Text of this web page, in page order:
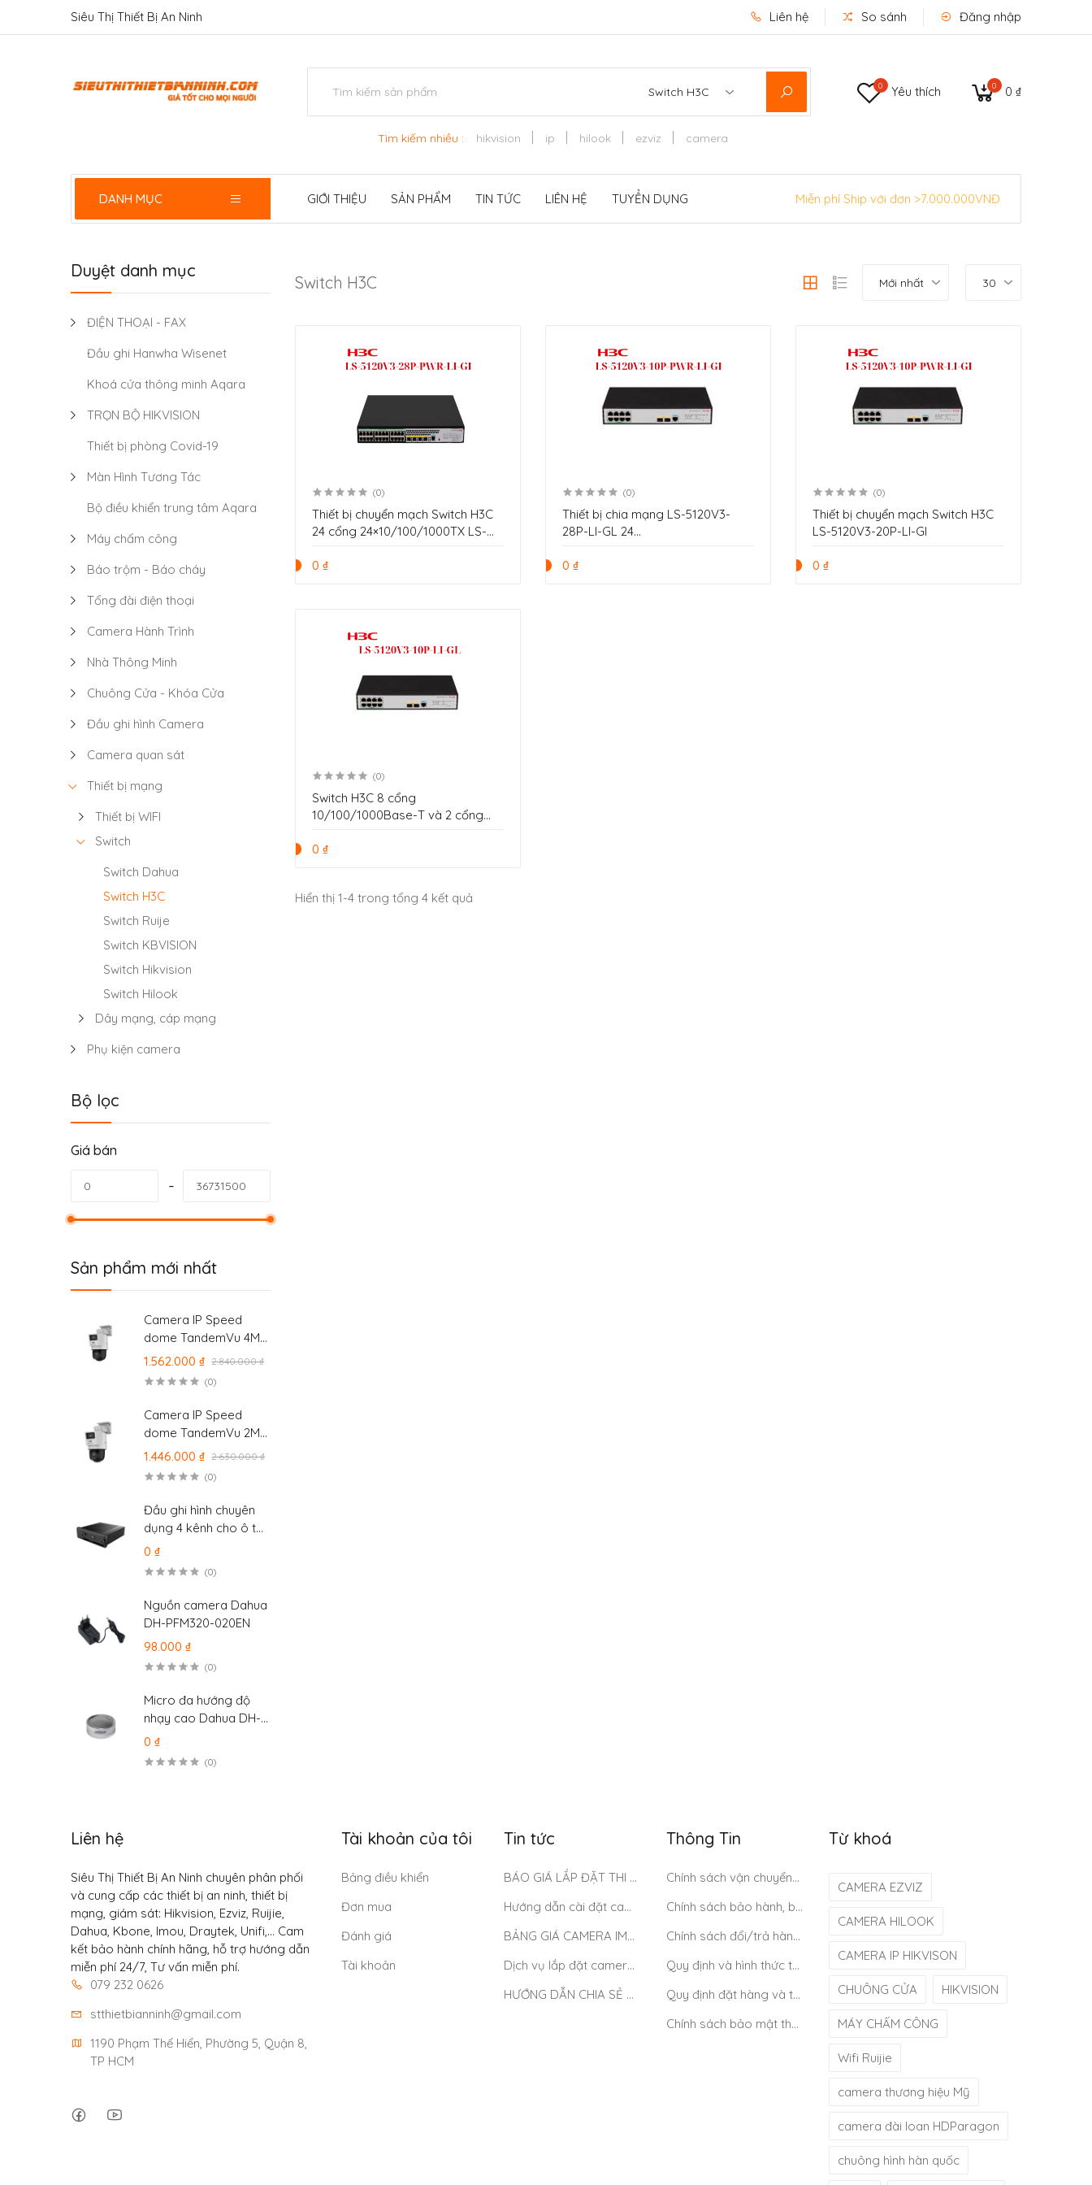
Siêu Thị Thiết Bị An Ninh Liên hệ So sánh Đăng nhập
Switch H3C
Tìm kiếm nhiều : hikvision ip hilook ezviz camera
0 Yêu thích 0 0 ₫
DANH MỤC GIỚI THIỆU SẢN PHẨM TIN TỨC LIÊN HỆ TUYỂN DỤNG Miễn phí Ship với đơn >7.000.000VNĐ
Duyệt danh mục
ĐIỆN THOẠI - FAX
Đầu ghi Hanwha Wisenet
Khoá cửa thông minh Aqara
TRỌN BỘ HIKVISION
Thiết bị phòng Covid-19
Màn Hình Tương Tác
Bộ điều khiển trung tâm Aqara
Máy chấm công
Báo trộm - Báo cháy
Tổng đài điện thoại
Camera Hành Trình
Nhà Thông Minh
Chuông Cửa - Khóa Cửa
Đầu ghi hình Camera
Camera quan sát
Thiết bị mạng
Thiết bị WIFI
Switch
Switch Dahua
Switch H3C
Switch Ruije
Switch KBVISION
Switch Hikvision
Switch Hilook
Dây mạng, cáp mạng
Phụ kiện camera
Bộ lọc
Giá bán
Sản phẩm mới nhất
Camera IP Speed
dome TandemVu 4Mp
Hikvision 2 Mắt
camera DS-
2SE2C400MWG-E/14
1.562.000 ₫ 2.840.000 ₫
(0)
Camera IP Speed
dome TandemVu 2Mp
Hikvision 2 Mắt
camera DS-
2SE2C200MWG-E/12
1.446.000 ₫ 2.630.000 ₫
(0)
Đầu ghi hình chuyên
dụng 4 kênh cho ô tô
Dahua MXVR4104-
GFWI
0 ₫
(0)
Nguồn camera Dahua
DH-PFM320-020EN
98.000 ₫
(0)
Micro đa hướng độ
nhạy cao Dahua DH-
HAP120
0 ₫
(0)
Switch H3C Mới nhất 30
(0)
Thiết bị chuyển mạch Switch H3C
24 cổng 24×10/100/1000TX LS-
0 ₫
(0)
Thiết bị chia mạng LS-5120V3-
28P-LI-GL 24
cổng 1000Base-X SFP
0 ₫
(0)
Thiết bị chuyển mạch Switch H3C
LS-5120V3-20P-LI-Gl
0 ₫
(0)
Switch H3C 8 cổng
10/100/1000Base-T và 2 cổng
0 ₫
Hiển thị 1-4 trong tổng 4 kết quả
Liên hệ
Siêu Thị Thiết Bị An Ninh chuyên phân phối
và cung cấp các thiết bị an ninh, thiết bị
mạng, giám sát: Hikvision, Ezviz, Ruijie,
Dahua, Kbone, Imou, Draytek, Unifi,... Cam
kết bảo hành chính hãng, hỗ trợ hướng dẫn
miễn phí 24/7, Tư vấn miễn phí.
079 232 0626
stthietbianninh@gmail.com
1190 Phạm Thế Hiển, Phường 5, Quận 8,
TP HCM
Tài khoản của tôi
Bảng điều khiển
Đơn mua
Đánh giá
Tài khoản
Tin tức
BÁO GIÁ LẮP ĐẶT THI CÔNG CAMERA DAHUA TẠI TP.HCM MỚI NHẤT 2025
Hướng dẫn cài đặt camera wifi IMOU
BẢNG GIÁ CAMERA IMOU GIÁ RẺ CHỈ TỪ 469K
Dịch vụ lắp đặt camera Imou – lắp đặt tận nơi tại TP Hồ Chí Minh
HƯỚNG DẪN CHIA SẺ CAMERA TRÊN TÀI KHOẢN KBONE
Thông Tin
Chính sách vận chuyển/giao nhận/cài đặt
Chính sách bảo hành, bảo trì
Chính sách đổi/trả hàng và hoàn tiền
Quy định và hình thức thanh toán
Quy định đặt hàng và thanh toán
Chính sách bảo mật thông tin khách hàng
Từ khoá
CAMERA EZVIZ
CAMERA HILOOK
CAMERA IP HIKVISON
CHUÔNG CỬA HIKVISION
MÁY CHẤM CÔNG
Wifi Ruijie
camera thương hiệu Mỹ
camera đài loan HDParagon
chuông hình hàn quốc